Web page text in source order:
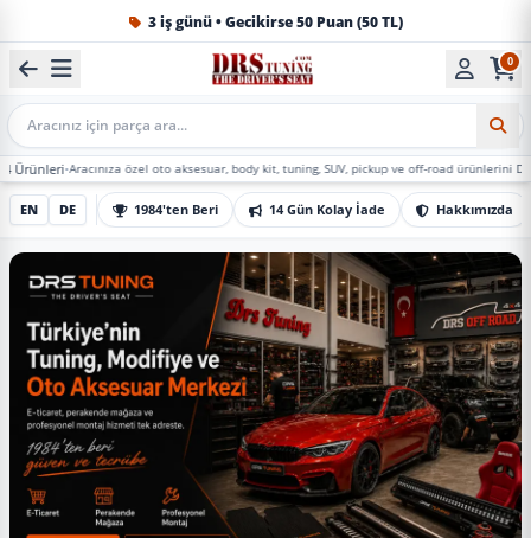
1984'ten beri Türkiye’nin en büyük oto aksesuar ve tuning
0
Mobil Arama
özel oto aksesuar, body kit, tuning, SUV, pickup ve off-road ürünlerini DRS Tuning’de
EN DE 1984'ten Beri 14 Gün Kolay İade Hakkımızda